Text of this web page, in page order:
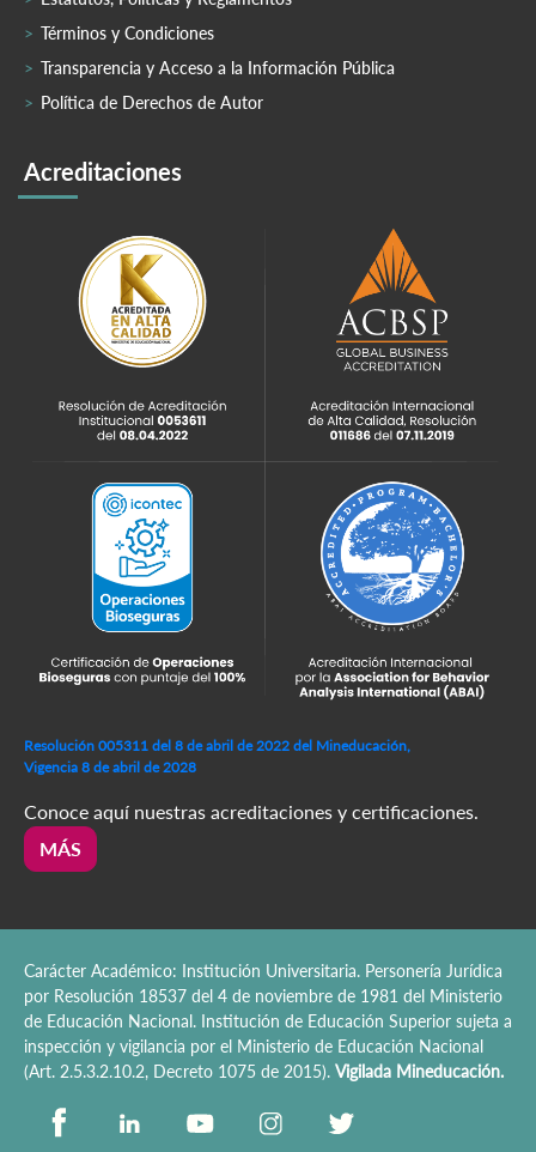
Términos y Condiciones
Transparencia y Acceso a la Información Pública
Política de Derechos de Autor
Acreditaciones
Resolución 005311 del 8 de abril de 2022 del Mineducación,
Vigencia 8 de abril de 2028
Conoce aquí nuestras acreditaciones y certificaciones.
MÁS
Carácter Académico: Institución Universitaria. Personería Jurídica
por Resolución 18537 del 4 de noviembre de 1981 del Ministerio
de Educación Nacional. Institución de Educación Superior sujeta a
inspección y vigilancia por el Ministerio de Educación Nacional
(Art. 2.5.3.2.10.2, Decreto 1075 de 2015). Vigilada Mineducación.